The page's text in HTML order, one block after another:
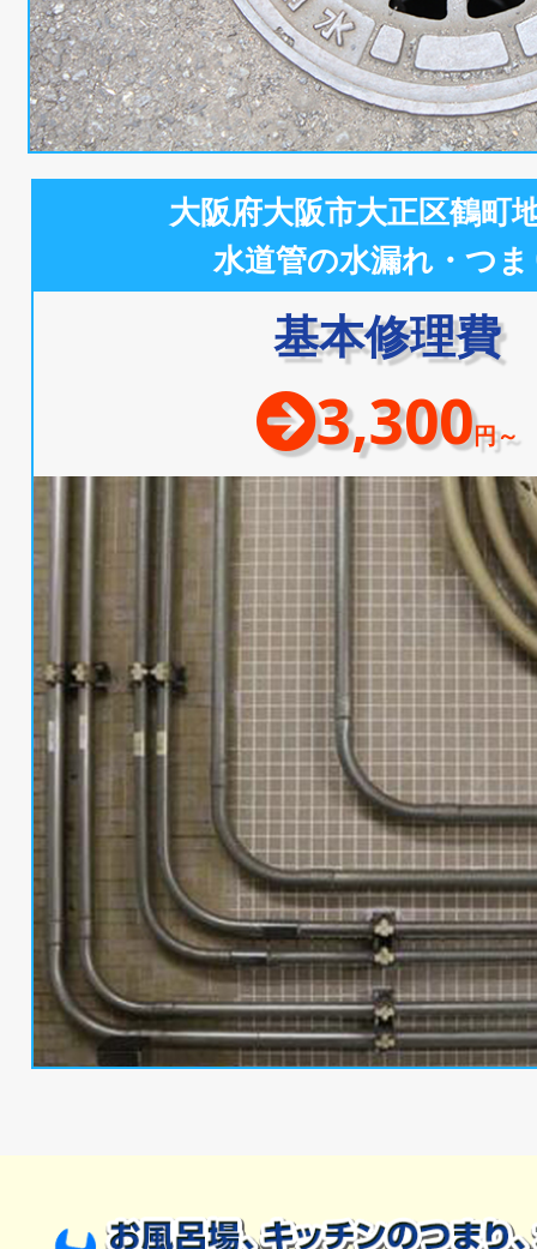
大阪府大阪市大正区鶴町
水道管の水漏れ・つ
基本修理費
3,300円～